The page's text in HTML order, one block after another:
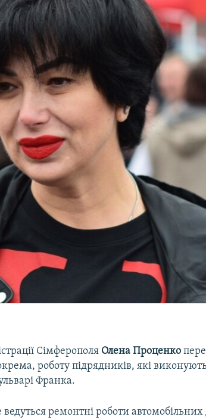
Сімферополя Олена Проценко
роботу підрядників, які
Франка.
ремонтні роботи автомобільних